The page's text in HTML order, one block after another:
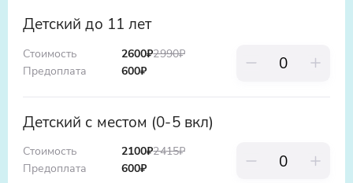
Детский до 11 лет
Стоимость
Предоплата
2600₽2990₽
600₽
Детский с местом (0-5 вкл)
Стоимость
Предоплата
2100₽2415₽
600₽